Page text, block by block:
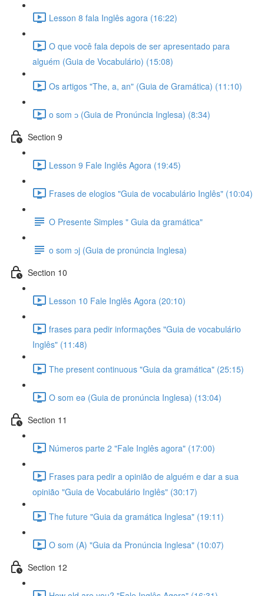
Lesson 8 fala Inglês agora (16:22)
O que você fala depois de ser apresentado para
alguém (Guia de Vocabulário) (15:08)
Os artigos "The, a, an" (Guia de Gramática) (11:10)
o som ɔ (Guia de Pronúncia Inglesa) (8:34)
Section 9
Lesson 9 Fale Inglês Agora (19:45)
Frases de elogios "Guia de vocabulário Inglês" (10:04)
O Presente Simples " Guia da gramática"
o som ɔj (Guia de pronúncia Inglesa)
Section 10
Lesson 10 Fale Inglês Agora (20:10)
frases para pedir informações "Guia de vocabulário
Inglês" (11:48)
The present continuous "Guia da gramática" (25:15)
O som eə (Guia de pronúncia Inglesa) (13:04)
Section 11
Números parte 2 "Fale Inglês agora" (17:00)
Frases para pedir a opinião de alguém e dar a sua
opinião "Guia de Vocabulário Inglês" (30:17)
The future "Guia da gramática Inglesa" (19:11)
O som (A) "Guia da Pronúncia Inglesa" (10:07)
Section 12